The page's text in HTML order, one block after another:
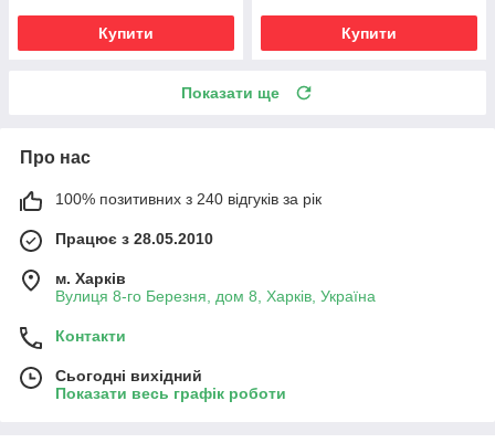
Купити Купити
Показати ще
Про нас
100% позитивних з 240 відгуків за рік
Працює з 28.05.2010
м. Харків
Вулиця 8-го Березня, дом 8, Харків, Україна
Контакти
Сьогодні вихідний
Показати весь графік роботи